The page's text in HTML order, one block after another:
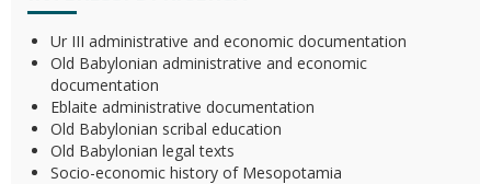
Ur III administrative and economic documentation
Old Babylonian administrative and economic
documentation
Eblaite administrative documentation
Old Babylonian scribal education
Old Babylonian legal texts
Socio-economic history of Mesopotamia